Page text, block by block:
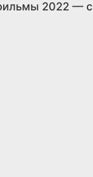
2022 —